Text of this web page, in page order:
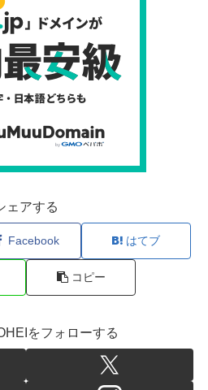
ェアする
Facebook はてブ
コピー
をフォローする